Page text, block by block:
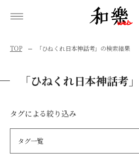
TOP 「ひねくれ日本神話考」の検索結果
「ひねくれ日本神話考
タグによる絞り込み
タグ一覧